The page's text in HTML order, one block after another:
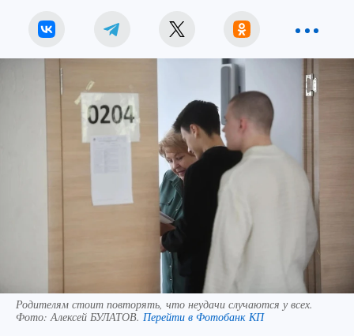
Родителям стоит повторять, что неудачи случаются у всех.
Фото: Алексей БУЛАТОВ. Перейти в Фотобанк КП